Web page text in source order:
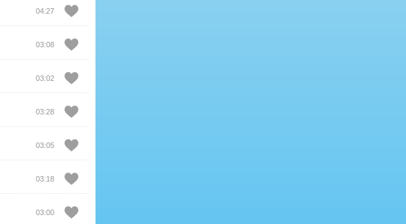
04:27
03:08
03:02
03:28
03:05
03:18
03:00